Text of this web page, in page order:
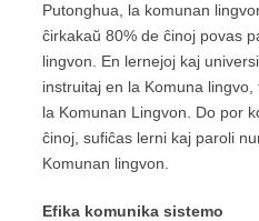
Putonghua, la komunan
ĉirkakaŭ 80% de ĉinoj povas
lingvon. En lernejoj kaj
instruitaj en la Komuna
la Komunan Lingvon. Do por
ĉinoj, sufiĉas lerni kaj paroli
Komunan lingvon.
Efika komunika sistemo